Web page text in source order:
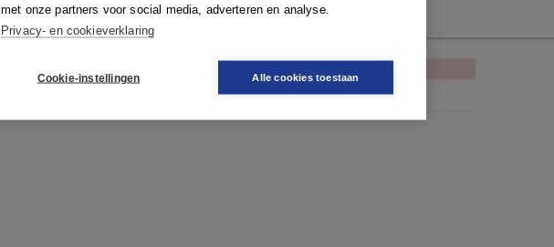
met onze partners voor social media, adverteren en analyse.
Privacy- en cookieverklaring
Cookie-instellingen Alle cookies toestaan